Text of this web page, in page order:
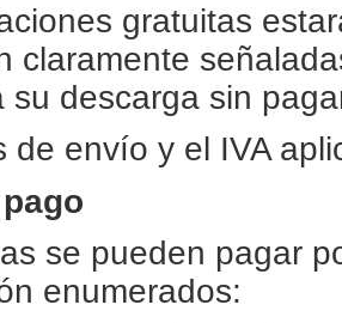
gratuitas
claramente
su descarga sin
de envío y el IVA
se pueden pagar
enumerados: